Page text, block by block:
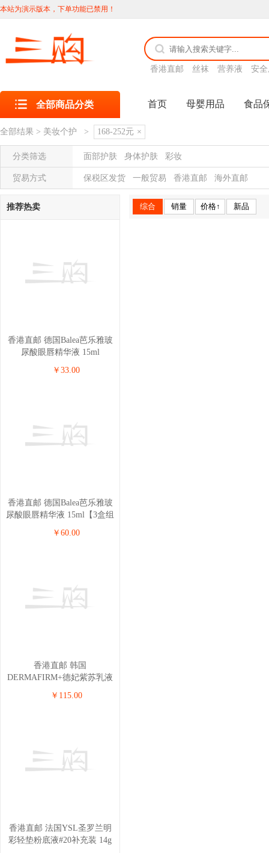
本站为演示版本，下单功能已禁用！
香港直邮 丝袜 营养液 安
全部商品分类 首页 母婴用品 食品
全部结果 > 美妆个护 > 168-252元 ×
分类筛选 面部护肤 身体护肤 彩妆
贸易方式 保税区发货 一般贸易 香港直邮 海外直邮
推荐热卖
香港直邮 德国Balea芭乐雅玻
尿酸眼唇精华液 15ml
￥33.00
香港直邮 德国Balea芭乐雅玻
尿酸眼唇精华液 15ml【3盒组
￥60.00
香港直邮 韩国
DERMAFIRM+德妃紫苏乳液
￥115.00
香港直邮 法国YSL圣罗兰明
彩轻垫粉底液#20补充装 14g
综合 销量 价格↑ 新品